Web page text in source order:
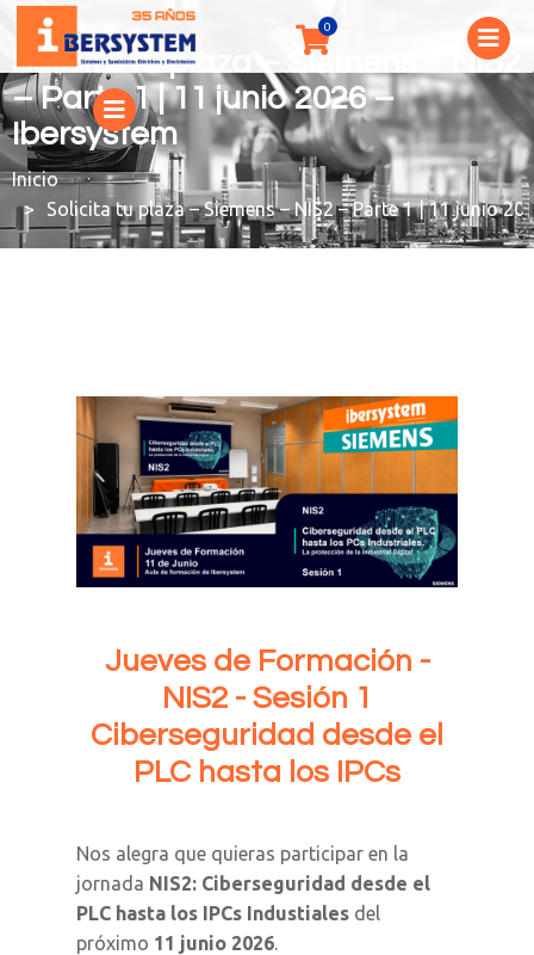
Solicita tu plaza – Siemens – NIS2
– Parte 1 | 11 junio 2026 –
Ibersystem
You are here:
Solicita tu plaza – Siemens – NIS2 – Parte 1 | 11 junio
Jueves de Formación -
NIS2 - Sesión 1
Ciberseguridad desde el
PLC hasta los IPCs
Nos alegra que quieras participar en la
jornada NIS2: Ciberseguridad desde el
PLC hasta los IPCs Industiales del
próximo 11 junio 2026.